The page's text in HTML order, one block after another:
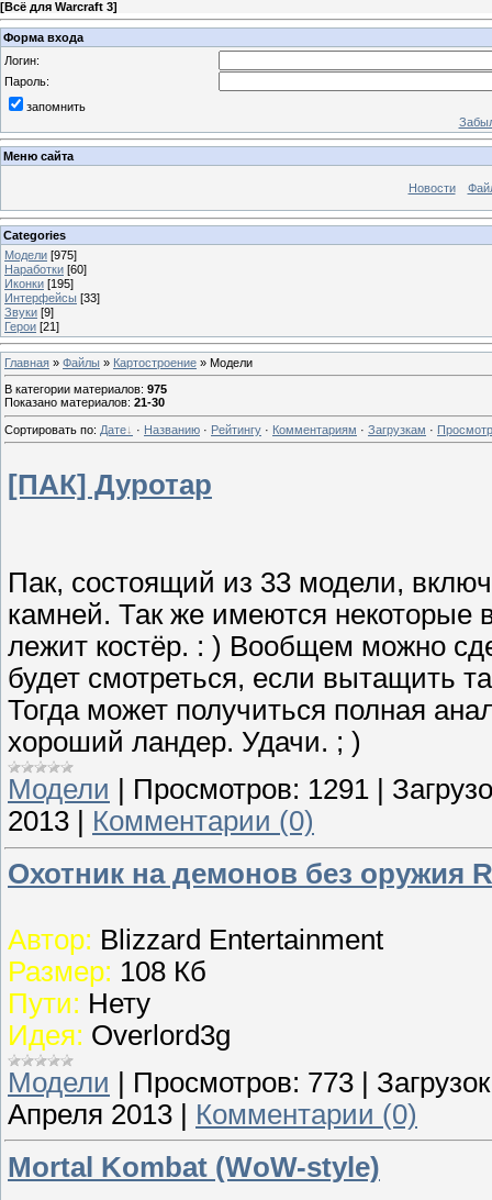
[Всё для Warcraft 3]
Форма входа
Логин:
Пароль:
запомнить
Меню сайта
Новости
Categories
Модели [975]
Наработки [60]
Иконки [195]
Интерфейсы [33]
Звуки [9]
Герои [21]
Главная » Файлы » Картостроение » Модели
В категории материалов: 975
Показано материалов: 21-30
Сортировать по: Дате · Названию · Рейтингу · Комментариям · Загрузкам ·
[ПАК] Дуротар
Пак, состоящий из 33 модели,
камней. Так же имеются
лежит костёр. : ) Вообщем можно
будет смотреться, если вытащить
Тогда может получиться полная
хороший ландер. Удачи. ; )
Модели
Просмотров: 1291
2013
Комментарии (0)
Охотник на демонов без оружия
Автор: Blizzard Entertainment
Размер: 108 Кб
Пути: Нету
Идея: Overlord3g
Модели
Просмотров: 773
Апреля 2013
Комментарии (0)
Mortal Kombat (WoW-style)